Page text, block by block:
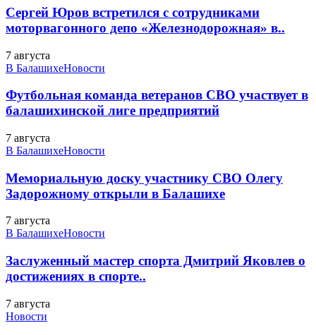
Сергей Юров встретился с сотрудниками
моторвагонного депо «Железнодорожная» в..
7 августа
В БалашихеНовости
Футбольная команда ветеранов СВО участвует в
балашихинской лиге предприятий
7 августа
В БалашихеНовости
Мемориальную доску участнику СВО Олегу
Задорожному открыли в Балашихе
7 августа
В БалашихеНовости
Заслуженный мастер спорта Дмитрий Яковлев о
достижениях в спорте..
7 августа
Новости